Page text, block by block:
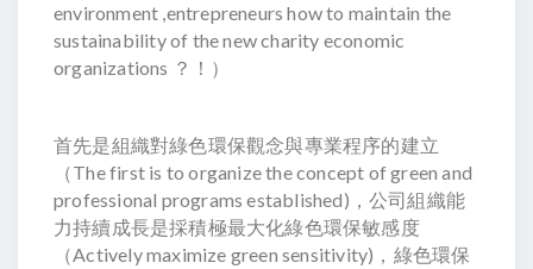
environment ,entrepreneurs how to maintain the
sustainability of the new charity economic
organizations ？！）
首先是組織對綠色環保觀念與專業程序的建立
（The first is to organize the concept of green and
professional programs established)，公司組織能
力持續成長是採積極最大化綠色環保敏感度
（Actively maximize green sensitivity)，綠色環保